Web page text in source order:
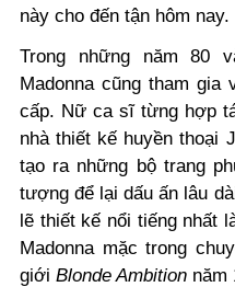
này cho đến tận hôm nay.
Trong những năm 80
Madonna cũng tham
cấp. Nữ ca sĩ từng hợp
nhà thiết kế huyền thoại
tạo ra những bộ trang
tượng để lại dấu ấn lâu
lẽ thiết kế nổi tiếng nhất
Madonna mặc trong
giới Blonde Ambition năm